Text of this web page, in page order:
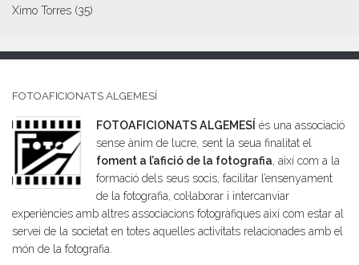
Ximo Torres (35)
FOTOAFICIONATS ALGEMESÍ
FOTOAFICIONATS ALGEMESÍ és una associació
sense ànim de lucre, sent la seua finalitat el
foment a l’afició de la fotografia, així com a la
formació dels seus socis, facilitar l’ensenyament
de la fotografia, col·laborar i intercanviar
experiències amb altres associacions fotogràfiques així com estar al
servei de la societat en totes aquelles activitats relacionades amb el
món de la fotografia.